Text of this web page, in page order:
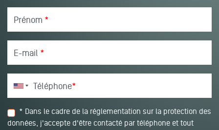
Prénom *
E-mail *
Téléphone*
* Dans le cadre de la réglementation sur la protection des
données, j'accepte d'être contacté par téléphone et tout